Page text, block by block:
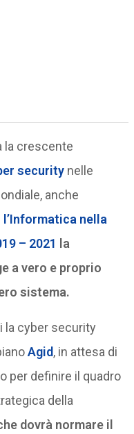
la crescente
security nelle
anche
nella
– 2021
la
a vero e proprio
sistema.
la cyber security
Agid, in attesa di
per definire il quadro
della
dovrà normare il